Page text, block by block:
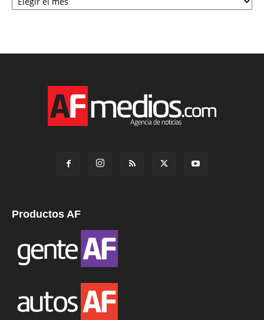
Productos AF